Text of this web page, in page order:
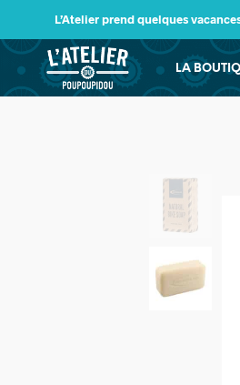
L’Atelier prend quelques
LA